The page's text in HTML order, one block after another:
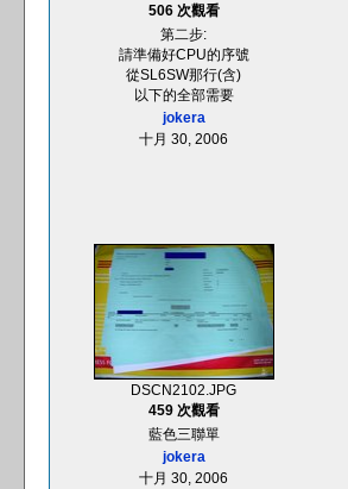
506 次觀看
第二步:
請準備好CPU的序號
從SL6SW那行(含)
以下的全部需要
jokera
十月 30, 2006
DSCN2102.JPG
459 次觀看
藍色三聯單
jokera
十月 30, 2006